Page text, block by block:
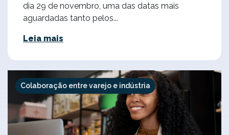
dia 29 de novembro, uma das datas mais
aguardadas tanto pelos...
Leia mais
Colaboração entre varejo e indústria